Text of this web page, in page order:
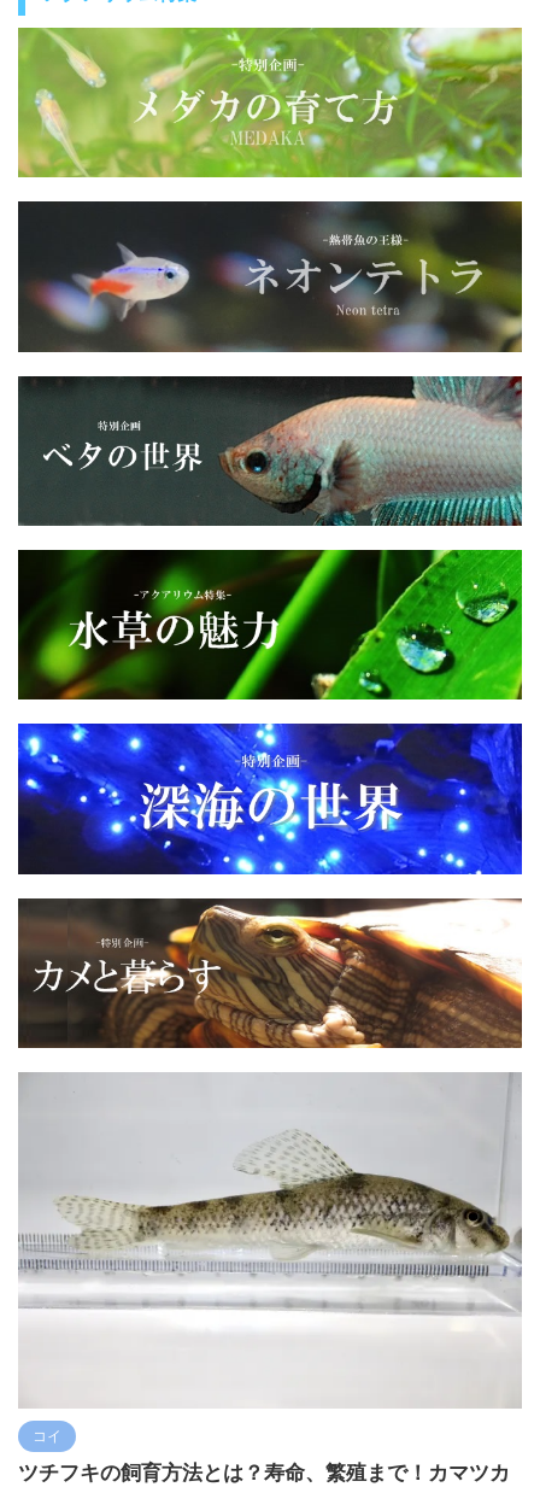
コイ
ツチフキの飼育方法とは？寿命、繁殖まで！カマツカ